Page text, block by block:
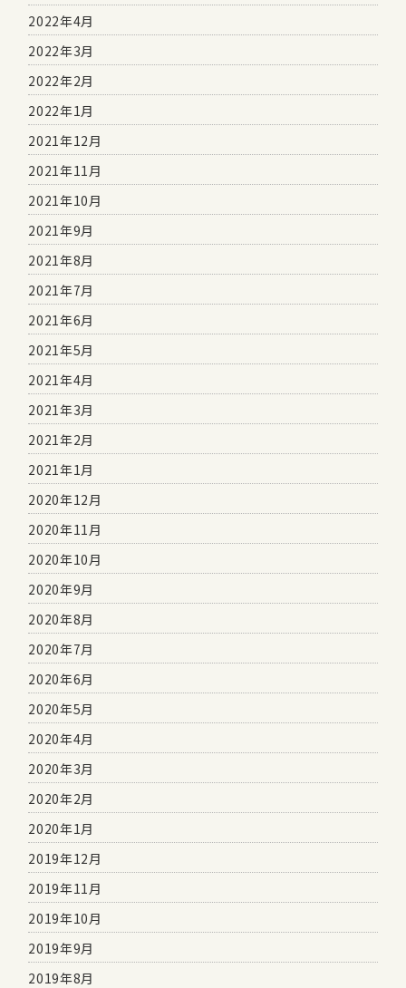
2022年4月
2022年3月
2022年2月
2022年1月
2021年12月
2021年11月
2021年10月
2021年9月
2021年8月
2021年7月
2021年6月
2021年5月
2021年4月
2021年3月
2021年2月
2021年1月
2020年12月
2020年11月
2020年10月
2020年9月
2020年8月
2020年7月
2020年6月
2020年5月
2020年4月
2020年3月
2020年2月
2020年1月
2019年12月
2019年11月
2019年10月
2019年9月
2019年8月